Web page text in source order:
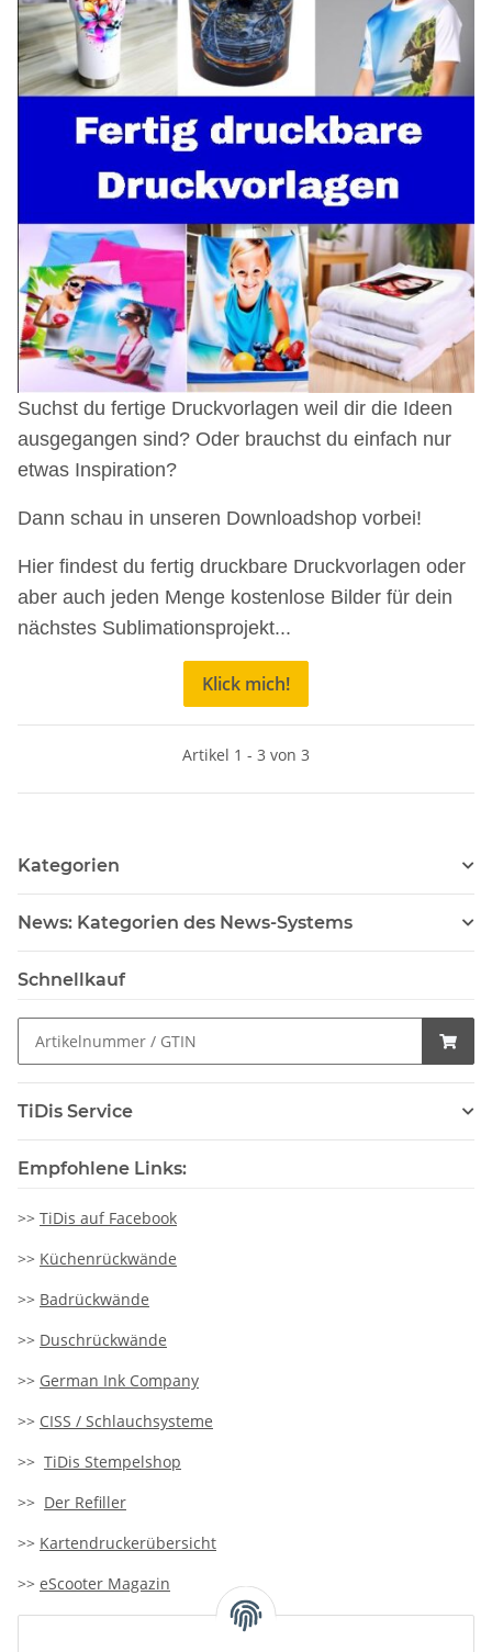
Suchst du fertige Druckvorlagen weil dir die Ideen
ausgegangen sind? Oder brauchst du einfach nur
etwas Inspiration?
Dann schau in unseren Downloadshop vorbei!
Hier findest du fertig druckbare Druckvorlagen oder
aber auch jeden Menge kostenlose Bilder für dein
nächstes Sublimationsprojekt...
Klick mich!
Artikel 1 - 3 von 3
Kategorien
News: Kategorien des News-Systems
Schnellkauf
TiDis Service
Empfohlene Links:
>> TiDis auf Facebook
>> Küchenrückwände
>> Badrückwände
>> Duschrückwände
>> German Ink Company
>> CISS / Schlauchsysteme
>> TiDis Stempelshop
>> Der Refiller
>> Kartendruckerübersicht
>> eScooter Magazin